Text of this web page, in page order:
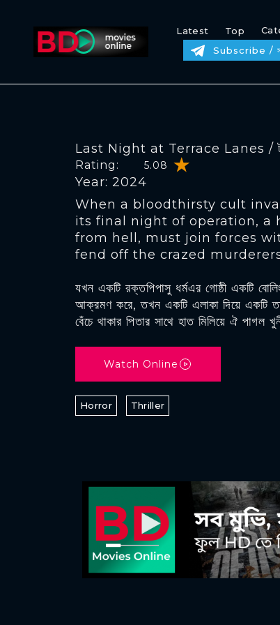
Latest Top
Subscribe /
Last Night at Terrace Lanes /
Rating: 5.08
Year: 2024
When a bloodthirsty cult
its final night of operation, a
from hell, must join forces
fend off the crazed
যখন একটি রক্তপিপাসু ধর্মএর গোষ্ঠী একটি
আক্রমণ করে, তখন একটি এলাকা দিয়ে একটি
বেঁচে থাকার পিতার সাথে হাত মিলিয়ে ঐ পাগল
Watch Online
Horror Thriller